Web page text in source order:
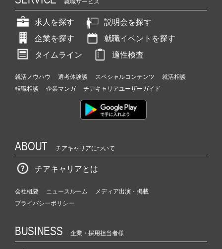
就職サービス
求人を探す
説明会を探す
企業を探す
就職イベントを探す
タイムライン
適性検査
就活ノウハウ 選考体験談 スペシャルコンテンツ
就活相談
転職相談
企業マンガ チアキャリアユーザーガイド
ABOUT チアキャリアについて
チアキャリアとは
会社概要 ニュースルーム
メディア出演・掲載
プライバシーポリシー
BUSINESS 企業・採用担当者様